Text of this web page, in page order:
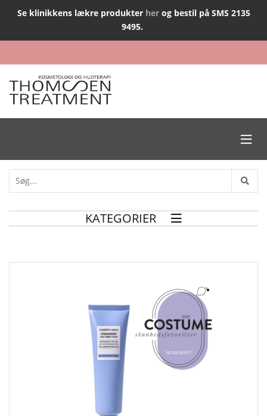
Se klinikkens lækre produkter herog bestil på SMS 2135
9495.

KATEGORIER 